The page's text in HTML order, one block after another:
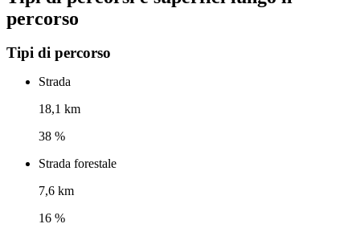
percorso
Tipi di percorso
Strada
18,1 km
38 %
Strada forestale
7,6 km
16 %